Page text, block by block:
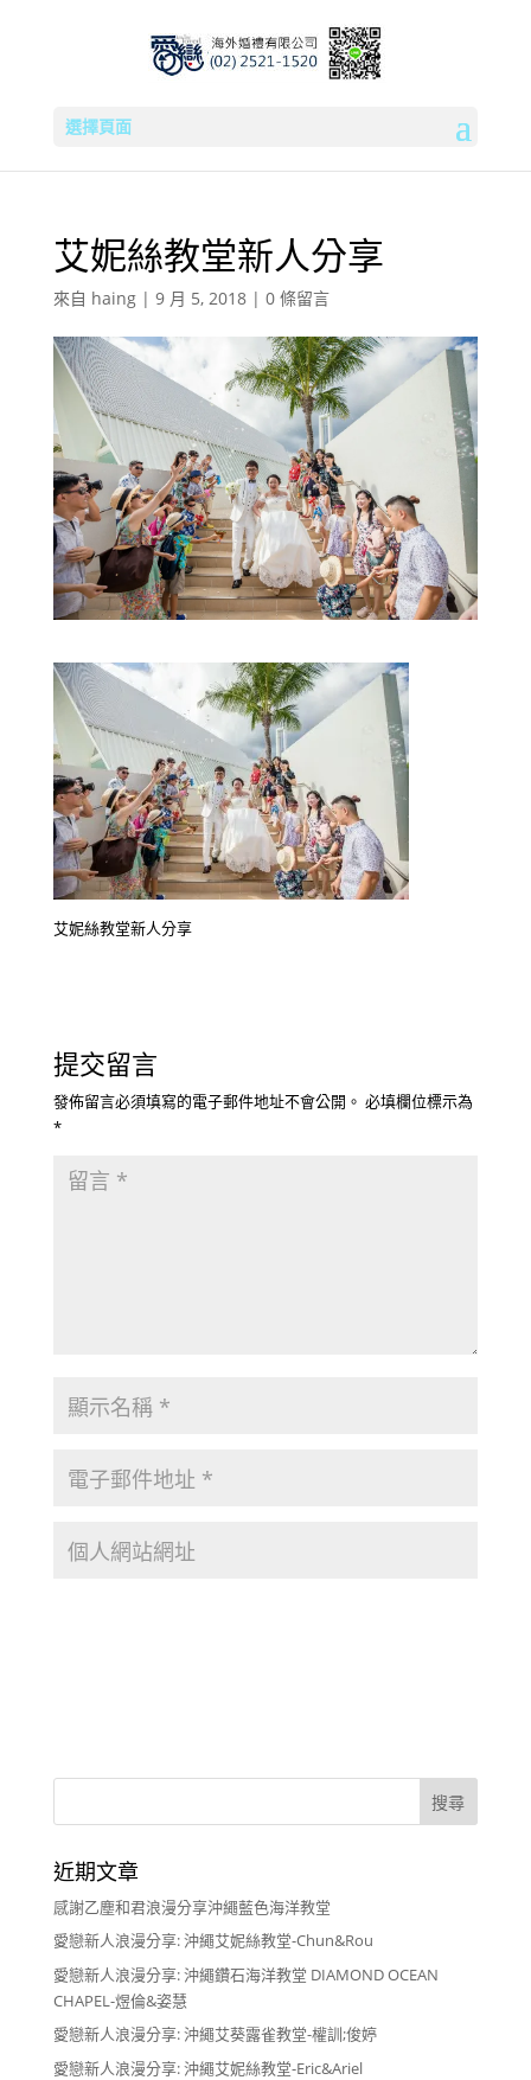
選擇頁面
艾妮絲教堂新人分享
來自 haing| 9 月 5, 2018| 0 條留言
艾妮絲教堂新人分享
提交留言
發佈留言必須填寫的電子郵件地址不會公開。 必填欄位標示為
*
近期文章
感謝乙塵和君浪漫分享沖繩藍色海洋教堂
愛戀新人浪漫分享: 沖繩艾妮絲教堂-Chun&Rou
愛戀新人浪漫分享: 沖繩鑽石海洋教堂 DIAMOND OCEAN
CHAPEL-煜倫&姿慧
愛戀新人浪漫分享: 沖繩艾葵露雀教堂-權訓;俊婷
愛戀新人浪漫分享: 沖繩艾妮絲教堂-Eric&Ariel